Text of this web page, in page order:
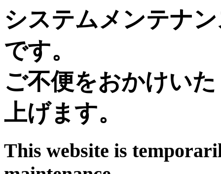
システムメンテナ
です。
ご不便をおかけい
上げます。
This website is